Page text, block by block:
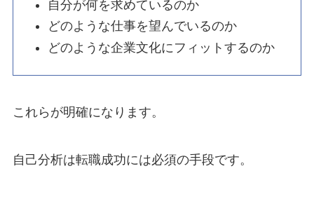
自分が何を求めているのか
どのような仕事を望んでいるのか
どのような企業文化にフィットするのか
これらが明確になります。
自己分析は転職成功には必須の手段です。